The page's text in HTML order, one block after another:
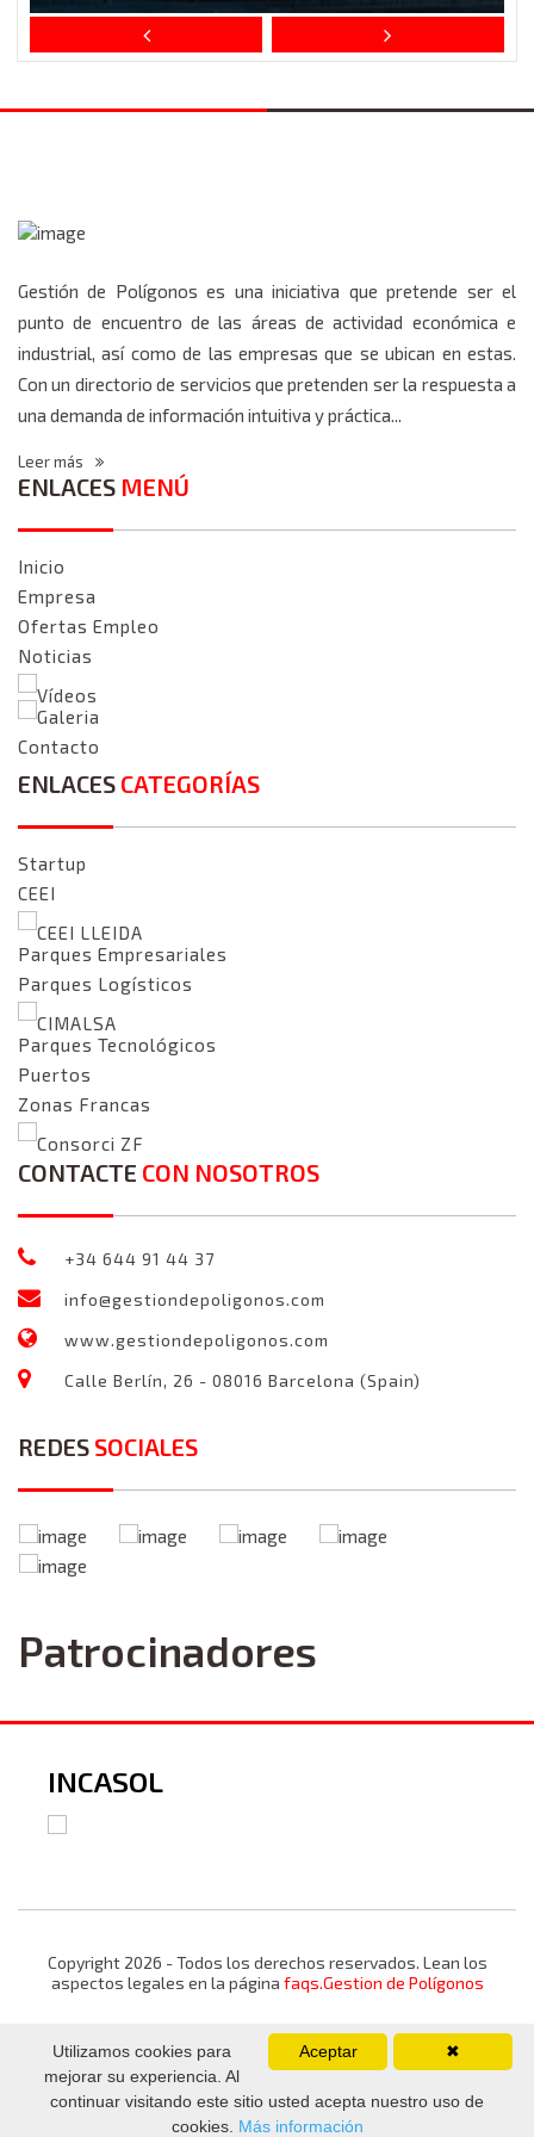
Gestión de Polígonos es una iniciativa que pretende ser el
punto de encuentro de las áreas de actividad económica e
industrial, así como de las empresas que se ubican en estas.
Con un directorio de servicios que pretenden ser la respuesta a
una demanda de información intuitiva y práctica...
Leer más
ENLACES MENÚ
Inicio
Empresa
Ofertas Empleo
Noticias
Vídeos
Galeria
Contacto
ENLACES CATEGORÍAS
Startup
CEEI
CEEI LLEIDA
Parques Empresariales
Parques Logísticos
CIMALSA
Parques Tecnológicos
Puertos
Zonas Francas
Consorci ZF
CONTACTE CON NOSOTROS
+34 644 91 44 37
info@gestiondepoligonos.com
www.gestiondepoligonos.com
Calle Berlín, 26 - 08016 Barcelona (Spain)
REDES SOCIALES
Patrocinadores
INCASOL
Copyright 2026 - Todos los derechos reservados. Lean los
aspectos legales en la página faqs.Gestion de Polígonos
✖
Aceptar
Utilizamos cookies para
mejorar su experiencia. Al
continuar visitando este sitio usted acepta nuestro uso de
cookies. Más información